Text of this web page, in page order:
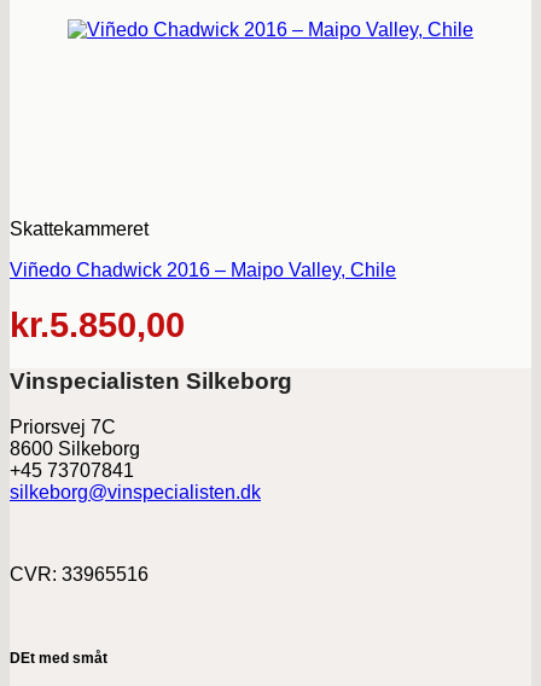
Skattekammeret
Viñedo Chadwick 2016 – Maipo Valley, Chile
kr.5.850,00
Vinspecialisten Silkeborg
Priorsvej 7C
8600 Silkeborg
+45 73707841
silkeborg@vinspecialisten.dk
CVR: 33965516
DEt med småt